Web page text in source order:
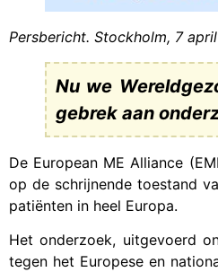
Persbericht. Stockholm, 7
Nu we
gebrek aan
De European ME Alliance
op de schrijnende toestand
patiënten in heel Europa.
Het onderzoek, uitgevoerd
tegen het Europese en